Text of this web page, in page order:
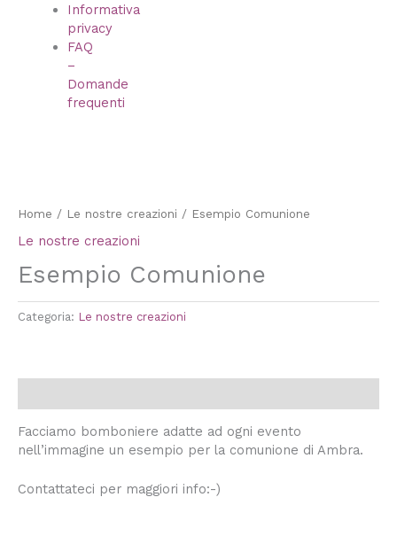
Informativa
privacy
FAQ
–
Domande
frequenti
Home / Le nostre creazioni / Esempio Comunione
Le nostre creazioni
Esempio Comunione
Categoria: Le nostre creazioni
Facciamo bomboniere adatte ad ogni evento
nell’immagine un esempio per la comunione di Ambra.
Contattateci per maggiori info:-)